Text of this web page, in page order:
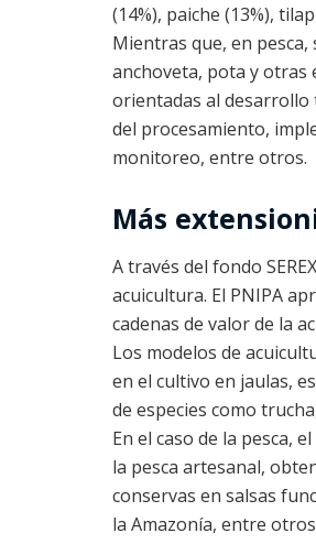
(14%), paiche (13%),
Mientras que, en
anchoveta, pota y otras
orientadas al desarrollo
del procesamiento,
monitoreo, entre otros.
Más
A través del fondo
acuicultura. El PNIPA
cadenas de valor de la
Los modelos de
en el cultivo en jaulas,
de especies como
En el caso de la pesca,
la pesca artesanal,
conservas en salsas
la Amazonía, entre